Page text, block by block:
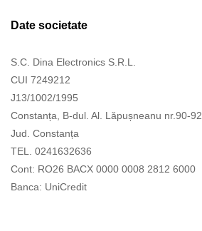
Date societate
S.C. Dina Electronics S.R.L.
CUI 7249212
J13/1002/1995
Constanța, B-dul. Al. Lăpușneanu nr.90-92,
Jud. Constanța
TEL. 0241632636
Cont: RO26 BACX 0000 0008 2812 6000
Banca: UniCredit